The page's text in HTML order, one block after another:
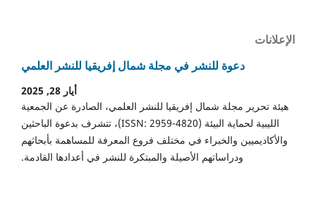
الإعلانات
دعوة للنشر في مجلة شمال إفريقيا للنشر العلمي
أيار 28, 2025
هيئة تحرير مجلة شمال إفريقيا للنشر العلمي، الصادرة عن الجمعية
الليبية لحماية البيئة (ISSN: 2959-4820)، تتشرف بدعوة الباحثين
والأكاديميين والخبراء في مختلف فروع المعرفة للمساهمة بأبحاثهم
ودراساتهم الأصيلة والمبتكرة للنشر في أعدادها القادمة.